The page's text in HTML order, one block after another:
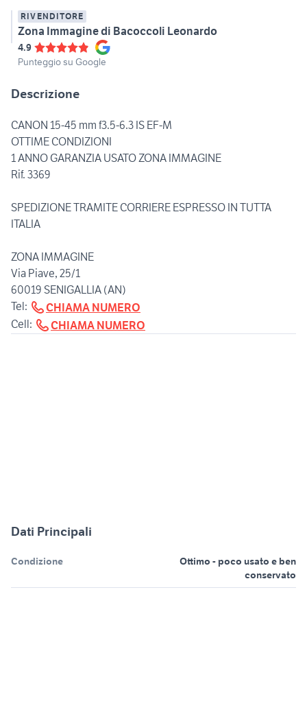
RIVENDITORE
Zona Immagine di Bacoccoli Leonardo
4.9
Punteggio su Google
Descrizione
CANON 15-45 mm f3.5-6.3 IS EF-M
OTTIME CONDIZIONI
1 ANNO GARANZIA USATO ZONA IMMAGINE
Rif. 3369
SPEDIZIONE TRAMITE CORRIERE ESPRESSO IN TUTTA
ITALIA
ZONA IMMAGINE
Via Piave, 25/1
60019 SENIGALLIA (AN)
Tel:
CHIAMA NUMERO
Cell:
CHIAMA NUMERO
Dati Principali
Condizione
Ottimo - poco usato e ben
conservato